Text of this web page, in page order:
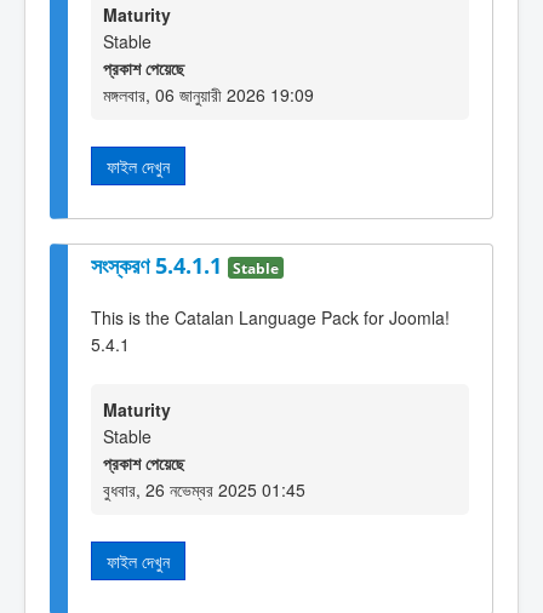
Maturity
Stable
প্রকাশ পেয়েছে
মঙ্গলবার, 06 জানুয়ারী 2026 19:09
ফাইল দেখুন
সংস্করণ 5.4.1.1 Stable
This is the Catalan Language Pack for Joomla!
5.4.1
Maturity
Stable
প্রকাশ পেয়েছে
বুধবার, 26 নভেম্বর 2025 01:45
ফাইল দেখুন